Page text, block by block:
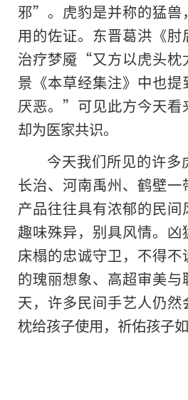
邪”。虎豹是并称的猛兽
用的佐证。东晋葛洪《
治疗梦魇“又方以虎头
景《本草经集注》中也
厌恶。”可见此方今天看
却为医家共识。
今天我们所见的许
长治、河南禹州、鹤壁
产品往往具有浓郁的民
趣味殊异，别具风情。
床榻的忠诚守卫，不得
的瑰丽想象、高超审美
天，许多民间手艺人仍
枕给孩子使用，祈佑孩子